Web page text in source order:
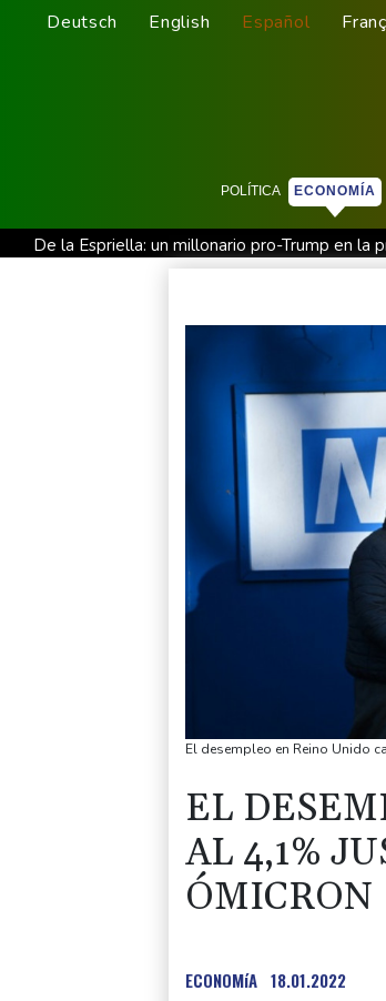
Deutsch English Español
POLÍTICA ECONOMÍA
De la Espriella: un millonario pro-Trump en la
Arabia Saudita, Pakistán y Turquía firman un
EEUU pierde empleos, un golpe a las
El desempleo en Reino Unido
EL
AL 4,1%
ÓMICRON
ECONOMíA 18.01.2022